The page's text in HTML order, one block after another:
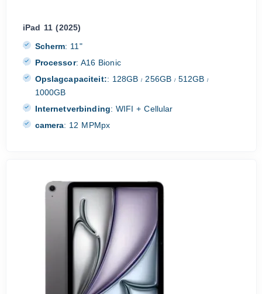
iPad 11 (2025)
Scherm: 11"
Processor: A16 Bionic
Opslagcapaciteit:: 128GB/ 256GB / 512GB/
1000GB
Internetverbinding: WIFI + Cellular
camera: 12 MPMpx